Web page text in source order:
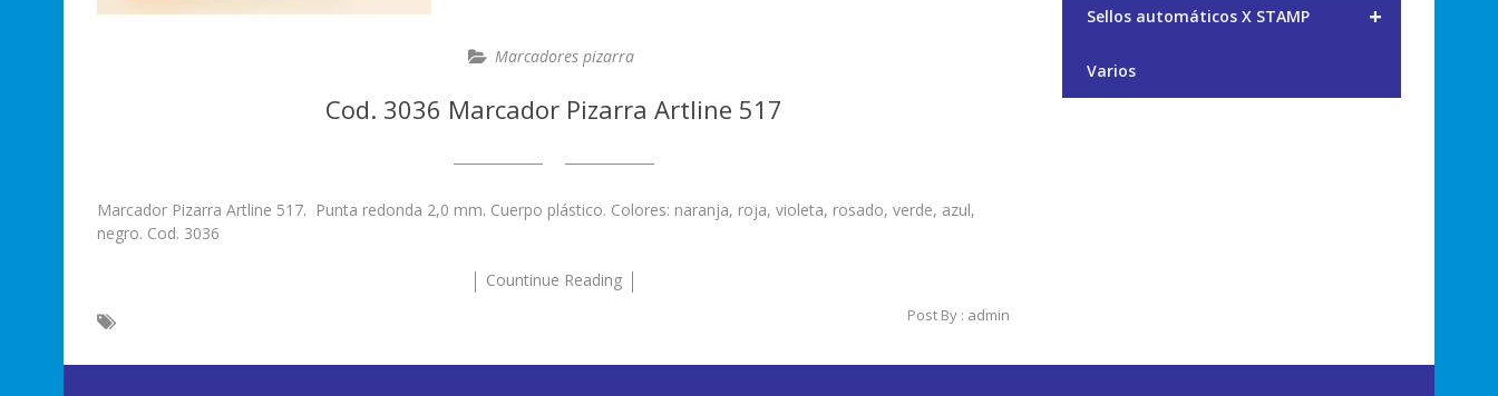
Marcadores pizarra
Cod. 3036 Marcador Pizarra Artline 517
Marcador Pizarra Artline 517. Punta redonda 2,0 mm. Cuerpo plástico. Colores: naranja, roja, violeta, rosado, verde, azul,
negro. Cod. 3036
Countinue Reading
Post By : admin
+
Sellos automáticos X STAMP
Varios